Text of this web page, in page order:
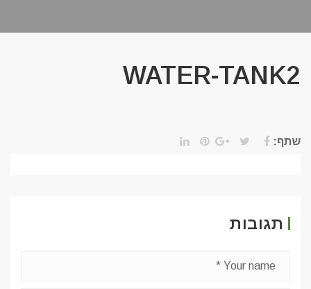
WATER-TANK2
שתף:
תגובות